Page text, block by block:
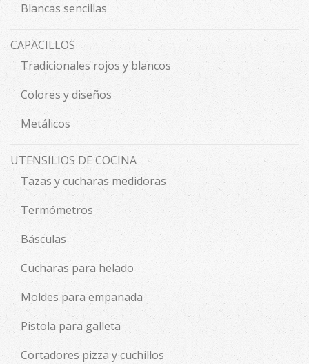
Blancas sencillas
CAPACILLOS
Tradicionales rojos y blancos
Colores y diseños
Metálicos
UTENSILIOS DE COCINA
Tazas y cucharas medidoras
Termómetros
Básculas
Cucharas para helado
Moldes para empanada
Pistola para galleta
Cortadores pizza y cuchillos